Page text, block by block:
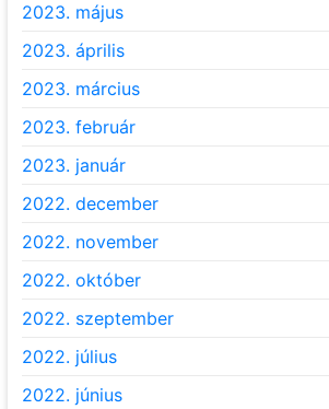
2023. május
2023. április
2023. március
2023. február
2023. január
2022. december
2022. november
2022. október
2022. szeptember
2022. július
2022. június